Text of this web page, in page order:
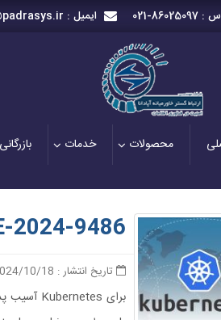
:
021-86025097 ایمیل :
محصولات خدمات بازرگانی
2024-9486
تاریخ انتشار : 2024/10/18